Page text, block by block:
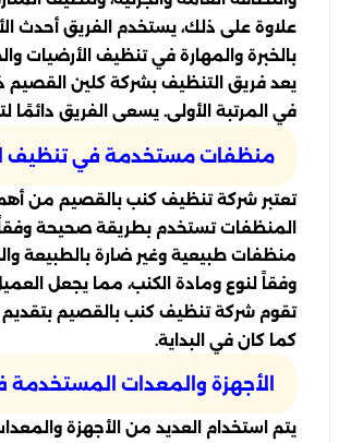
علاوة على ذلك، يستخدم الفريق أحدث
بالخبرة والمهارة في تنظيف الأرضيات
يعد فريق التنظيف بشركة كلين القصيم
في المرتبة الأولى. يسعى الفريق دائمًا
منظفات مستخدمة في تنظيف
تعتبر شركة تنظيف كنب بالقصيم من
المنظفات تستخدم بطريقة صحيحة وفقاً
منظفات طبيعية وغير ضارة بالطبيعة
وفقاً لنوع ومادة الكنب، مما يجعل
تقوم شركة تنظيف كنب بالقصيم بتقديم
كما كان في البداية.
الأجهزة والمعدات
يتم استخدام العديد من الأجهزة